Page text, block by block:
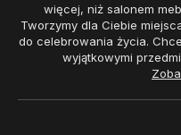
więcej, niż salonem
Tworzymy dla Ciebie
do celebrowania życia.
wyjątkowymi